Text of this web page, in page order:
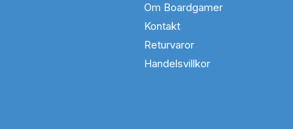
Om Boardgamer
Kontakt
Returvaror
Handelsvillkor